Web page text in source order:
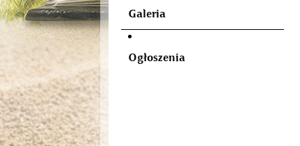
Galeria
Ogłoszenia